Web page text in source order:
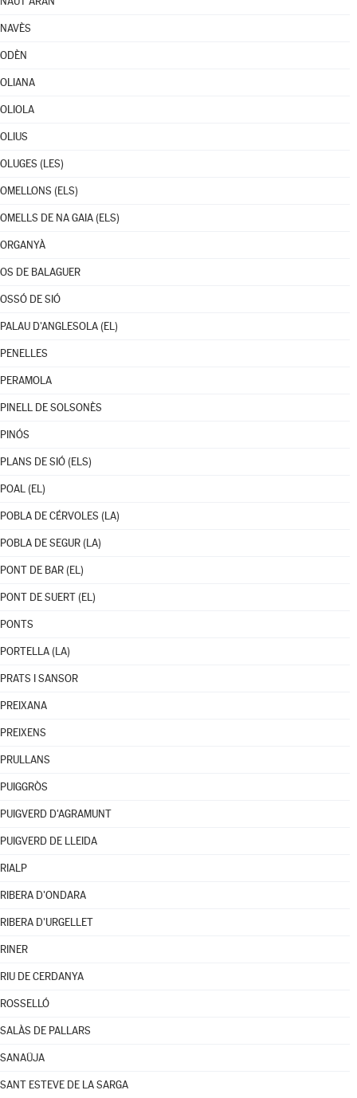
NAVÈS
ODÈN
OLIANA
OLIOLA
OLIUS
OLUGES (LES)
OMELLONS (ELS)
OMELLS DE NA GAIA (ELS)
ORGANYÀ
OS DE BALAGUER
OSSÓ DE SIÓ
PALAU D'ANGLESOLA (EL)
PENELLES
PERAMOLA
PINELL DE SOLSONÈS
PINÓS
PLANS DE SIÓ (ELS)
POAL (EL)
POBLA DE CÉRVOLES (LA)
POBLA DE SEGUR (LA)
PONT DE BAR (EL)
PONT DE SUERT (EL)
PONTS
PORTELLA (LA)
PRATS I SANSOR
PREIXANA
PREIXENS
PRULLANS
PUIGGRÒS
PUIGVERD D'AGRAMUNT
PUIGVERD DE LLEIDA
RIALP
RIBERA D'ONDARA
RIBERA D'URGELLET
RINER
RIU DE CERDANYA
ROSSELLÓ
SALÀS DE PALLARS
SANAÜJA
SANT ESTEVE DE LA SARGA